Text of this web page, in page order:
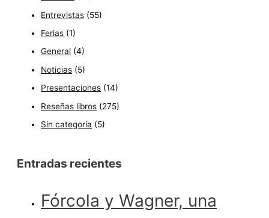
Entrevistas (55)
Ferias (1)
General (4)
Noticias (5)
Presentaciones (14)
Reseñas libros (275)
Sin categoría (5)
Entradas recientes
Fórcola y Wagner, una